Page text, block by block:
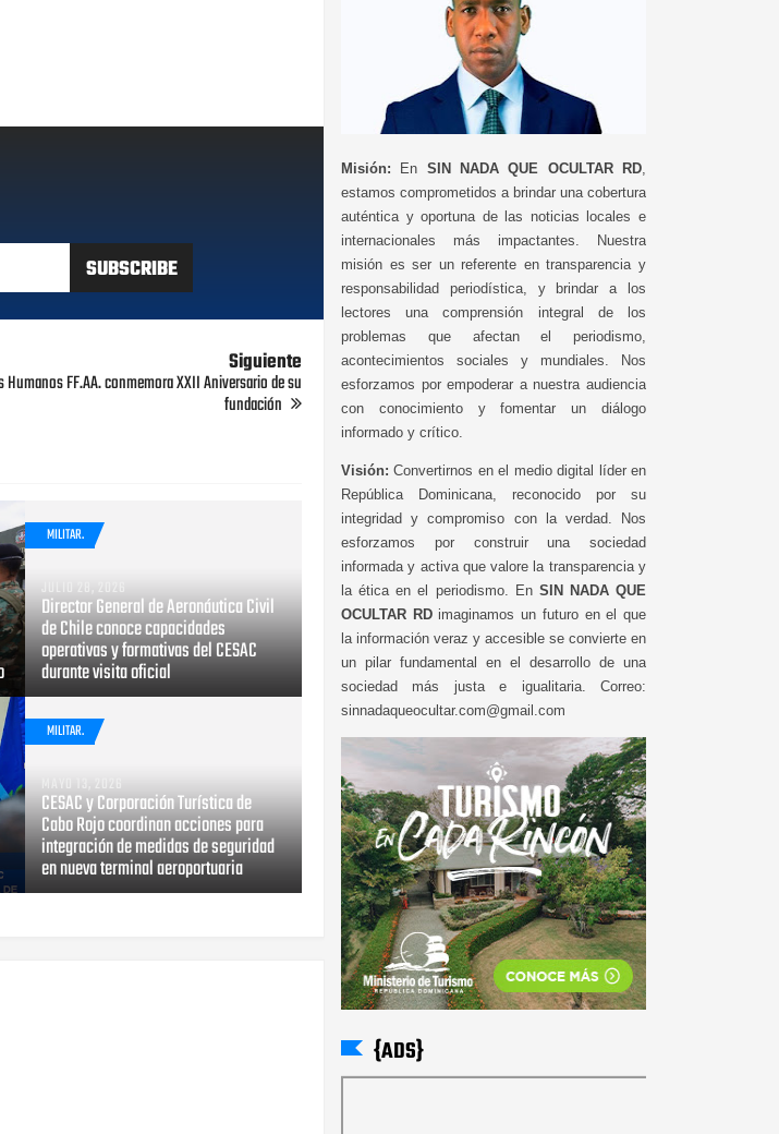
Siguiente
Humanos FF.AA. conmemora XXII Aniversario de su
fundación
MILITAR.
JULIO 28, 2026
Director General de Aeronáutica Civil
de Chile conoce capacidades
operativas y formativas del CESAC
durante visita oficial
MILITAR.
MAYO 13, 2026
CESAC y Corporación Turística de
Cabo Rojo coordinan acciones para
integración de medidas de seguridad
en nueva terminal aeroportuaria
Misión: En SIN NADA QUE OCULTAR RD
estamos comprometidos a brindar una cobertura
auténtica y oportuna de las noticias locales e
internacionales más impactantes. Nuestra
misión es ser un referente en transparencia y
responsabilidad periodística, y brindar a los
lectores una comprensión integral de los
problemas que afectan el periodismo,
acontecimientos sociales y mundiales. Nos
esforzamos por empoderar a nuestra audiencia
con conocimiento y fomentar un diálogo
informado y crítico.
Visión: Convertirnos en el medio digital líder en
República Dominicana, reconocido por su
integridad y compromiso con la verdad. Nos
esforzamos por construir una sociedad
informada y activa que valore la transparencia y
la ética en el periodismo. En SIN NADA QUE
OCULTAR RDimaginamos un futuro en el que
la información veraz y accesible se convierte en
un pilar fundamental en el desarrollo de una
sociedad más justa e igualitaria. Correo:
sinnadaqueocultar.com@gmail.com
{ADS}